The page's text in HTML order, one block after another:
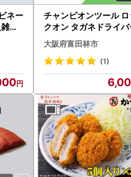
ネー
貨
チャンピオンツール ロ
クオン タガネドライ
15×50 マイナス 貫通タ
プ 四角軸 座金付_雑貨 _【1
442381】
大阪府富田林市
(1)